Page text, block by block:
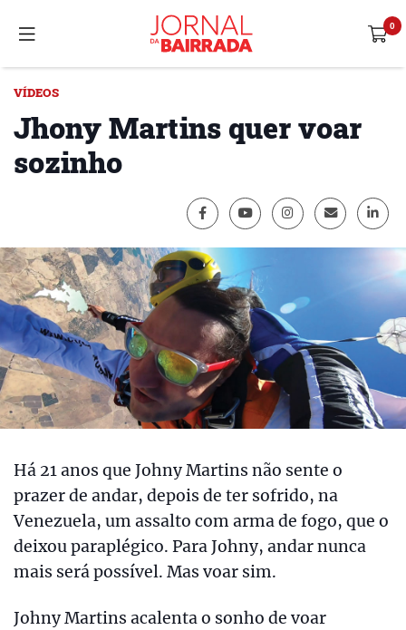
VÍDEOS
Jhony Martins quer voar
sozinho
Há 21 anos que Johny Martins não sente o
prazer de andar, depois de ter sofrido, na
Venezuela, um assalto com arma de fogo, que o
deixou paraplégico. Para Johny, andar nunca
mais será possível. Mas voar sim.
Johny Martins acalenta o sonho de voar